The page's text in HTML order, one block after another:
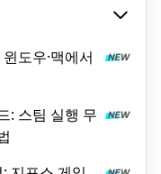
도우·맥에서
: 스팀 실행 무